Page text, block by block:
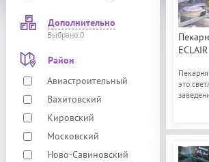
Дополнительно
Выбрано:0
Район
Авиастроительный
Вахитовский
Кировский
Московский
Ново-Савиновский
ECLAIR
это